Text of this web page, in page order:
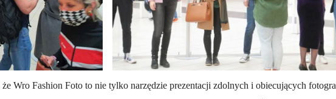
Wro Fashion Foto to nie tylko narzędzie prezentacji zdolnych i obiecujących